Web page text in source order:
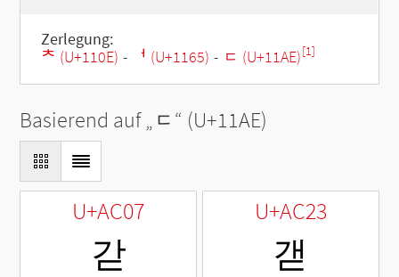
Zerlegung:
ᄎ (U+110E) - ᅥ (U+1165) - ᆮ (U+11AE)[1]
Basierend auf „ᆮ“ (U+11AE)
U+AC07
갇
U+AC23
갣